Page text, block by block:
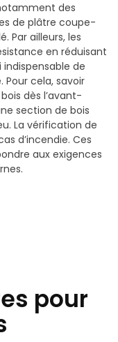
des
de plâtre coupe-
Par ailleurs, les
en réduisant
de
cela, savoir
dès l’avant-
section de bois
La vérification de
d’incendie. Ces
aux exigences
pour